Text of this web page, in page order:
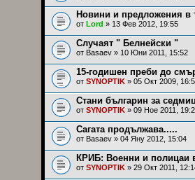
Новини и предложения в
от Lord » 13 Фев 2012, 19:55
Случаят " Белнейски "
от Basaev » 10 Юни 2011, 15:52
15-годишен преби до
от SYNOPTIK » 05 Окт 2009,
Стани българин за
от SYNOPTIK » 09 Ное 2011,
Сагата продължава.....
от Basaev » 04 Яну 2012, 15:04
КРИБ: Военни и полицаи
от SYNOPTIK » 29 Окт 2011,